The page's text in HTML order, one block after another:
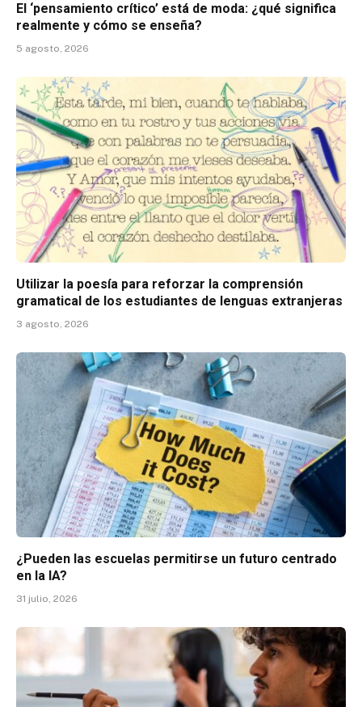
El ‘pensamiento crítico’ está de moda: ¿qué significa
realmente y cómo se enseña?
5 agosto, 2026
Utilizar la poesía para reforzar la comprensión
gramatical de los estudiantes de lenguas extranjeras
3 agosto, 2026
¿Pueden las escuelas permitirse un futuro centrado
en la IA?
31 julio, 2026